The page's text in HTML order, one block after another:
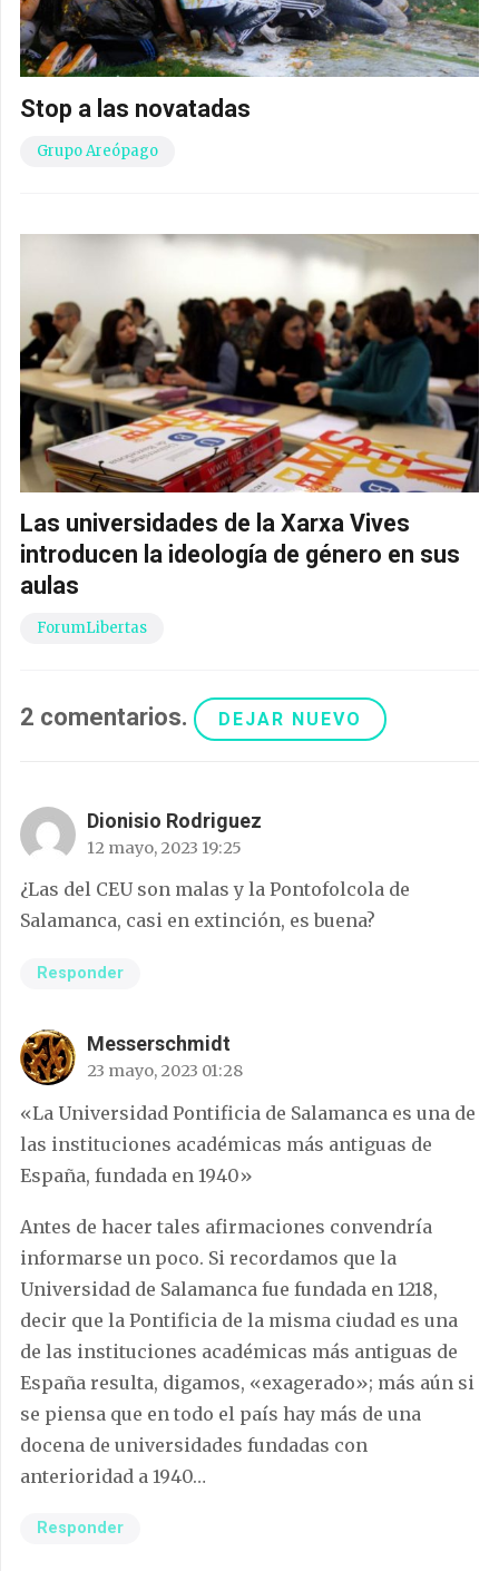
Stop a las novatadas
Grupo Areópago
Las universidades de la Xarxa Vives
introducen la ideología de género en sus
aulas
ForumLibertas
2 comentarios. DEJAR NUEVO
Dionisio Rodriguez
12 mayo, 2023 19:25
¿Las del CEU son malas y la Pontofolcola de
Salamanca, casi en extinción, es buena?
Responder
Messerschmidt
23 mayo, 2023 01:28
«La Universidad Pontificia de Salamanca es una de
las instituciones académicas más antiguas de
España, fundada en 1940»
Antes de hacer tales afirmaciones convendría
informarse un poco. Si recordamos que la
Universidad de Salamanca fue fundada en 1218,
decir que la Pontificia de la misma ciudad es una
de las instituciones académicas más antiguas de
España resulta, digamos, «exagerado»; más aún si
se piensa que en todo el país hay más de una
docena de universidades fundadas con
anterioridad a 1940…
Responder